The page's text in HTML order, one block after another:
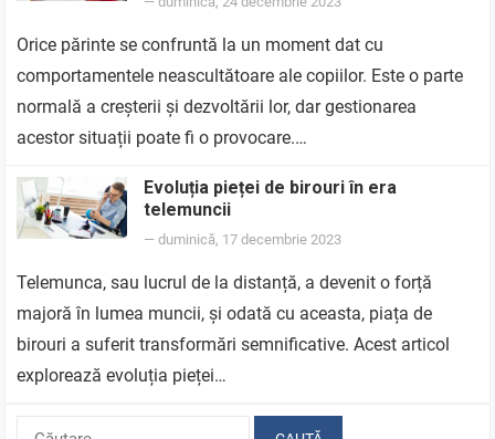
Orice părinte se confruntă la un moment dat cu
comportamentele neascultătoare ale copiilor. Este o parte
normală a creșterii și dezvoltării lor, dar gestionarea
acestor situații poate fi o provocare.…
Evoluția pieței de birouri în era
telemuncii
—duminică, 17 decembrie 2023
Telemunca, sau lucrul de la distanță, a devenit o forță
majoră în lumea muncii, și odată cu aceasta, piața de
birouri a suferit transformări semnificative. Acest articol
explorează evoluția pieței…
Caută